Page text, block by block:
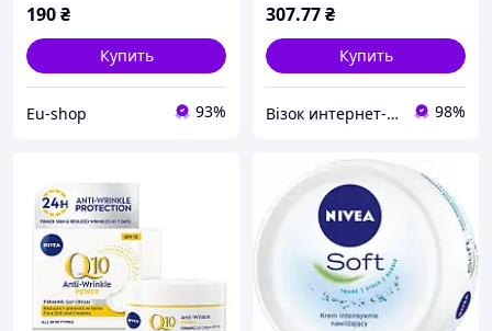
190₴
Купить
Eu-shop 93%
307.77₴
Купить
Візок интернет-магазин 98%